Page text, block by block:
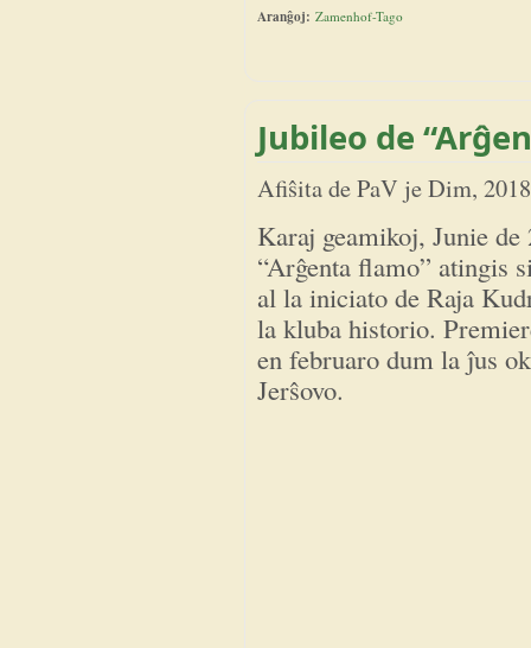
Aranĝoj: Zamenhof-Tago
Jubileo de
Afiŝita dePaV jeDim,
Karaj geamikoj, Junie
“Arĝenta flamo” atingis
al la iniciato de Raja
la kluba historio.
en februaro dum la ĵus
Jerŝovo.